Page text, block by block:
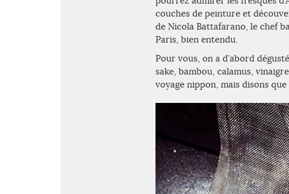
couches de peinture et
de Nicola Battafarano, le chef
Paris, bien entendu.
Pour vous, on a d’abord
sake, bambou, calamus,
voyage nippon, mais disons